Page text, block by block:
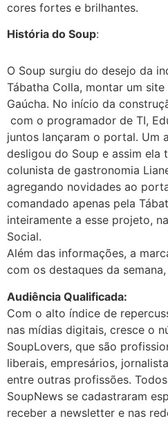
cores fortes e brilhantes.
História do Soup:
O Soup surgiu do desejo da
Tábatha Colla, montar um
Gaúcha. No início da
com o programador de TI,
juntos lançaram o portal. Um
desligou do Soup e assim ela
colunista de gastronomia
agregando novidades ao
comandado apenas pela
inteiramente a esse projeto,
Social.
Além das informações, a
com os destaques da
Audiência Qualificada:
Com o alto índice de
nas mídias digitais, cresce o
SoupLovers, que são
liberais, empresários,
entre outras profissões.
SoupNews se cadastraram
receber a newsletter e nas